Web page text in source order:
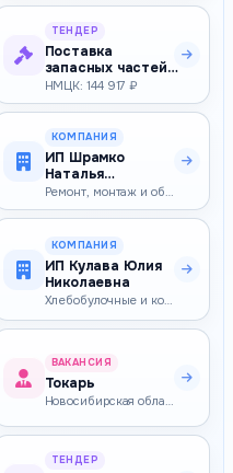
(оздоров…
ТЕНДЕР
Поставка
запасных частей
для
вычислительной
техники (па…
НМЦК: 144 917 ₽
КОМПАНИЯ
ИП Шрамко
Наталья
Владимировна
Ремонт, монтаж и обслуживание машин и технологического оборудования
КОМПАНИЯ
ИП Кулава Юлия
Николаевна
Хлебобулочные и кондитерские изделия, десерты, сахар
ВАКАНСИЯ
Токарь
ТЕНДЕР